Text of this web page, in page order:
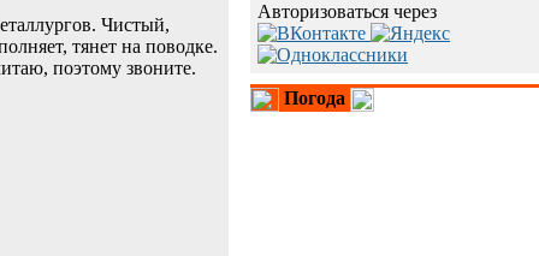
Чистый,
тянет на поводке.
поэтому звоните.
Авторизоваться через
Погода